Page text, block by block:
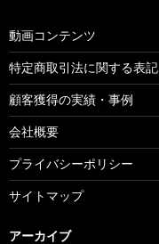
動画コンテンツ
特定商取引法に関する表記
顧客獲得の実績・事例
会社概要
プライバシーポリシー
サイトマップ
アーカイブ